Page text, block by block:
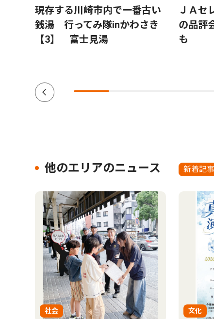
現存する川崎市内で一番古い
銭湯 行ってみ隊inかわさき
【3】 富士見湯
ＪＡセ
の品評
も
他のエリアのニュース 新着記事
社会 文化